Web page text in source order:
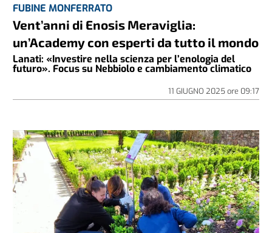
FUBINE MONFERRATO
Vent’anni di Enosis Meraviglia:
un’Academy con esperti da tutto il mondo
Lanati: «Investire nella scienza per l’enologia del
futuro». Focus su Nebbiolo e cambiamento climatico
11 GIUGNO 2025ore 09:17